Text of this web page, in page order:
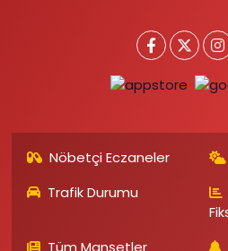
Nöbetçi Eczaneler
Trafik Durumu
Tüm Manşetler